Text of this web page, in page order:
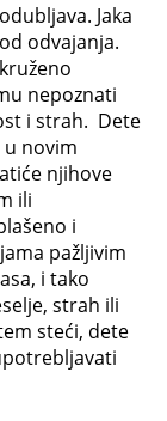
Jaka
odvajanja.
nepoznati
i strah. Dete
u novim
njihove
ili
i
pažljivim
i tako
strah ili
steći, dete